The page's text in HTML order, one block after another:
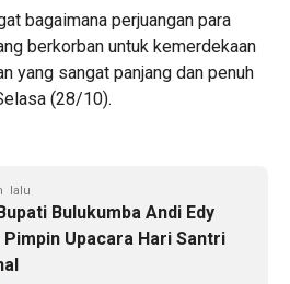
bagaimana perjuangan para
berkorban untuk kemerdekaan
yang sangat panjang dan penuh
(28/10).
lalu
Bulukumba Andi Edy
Upacara Hari Santri